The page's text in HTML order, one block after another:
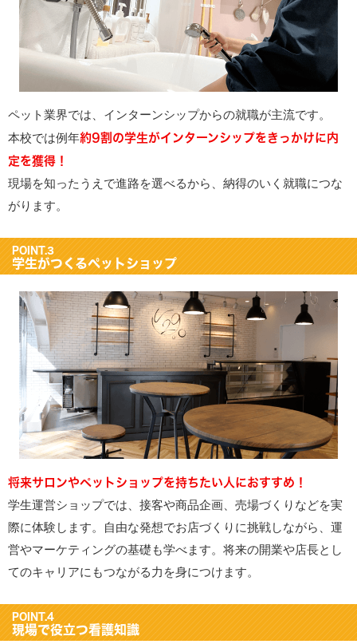
ペット業界では、インターンシップからの就職が主流です。
本校では例年約9割の学生がインターンシップをきっかけに内
定を獲得！
現場を知ったうえで進路を選べるから、納得のいく就職につな
がります。
POINT.3
学生がつくるペットショップ
将来サロンやペットショップを持ちたい人におすすめ！
学生運営ショップでは、接客や商品企画、売場づくりなどを実
際に体験します。自由な発想でお店づくりに挑戦しながら、運
営やマーケティングの基礎も学べます。将来の開業や店長とし
てのキャリアにもつながる力を身につけます。
POINT.4
現場で役立つ看護知識